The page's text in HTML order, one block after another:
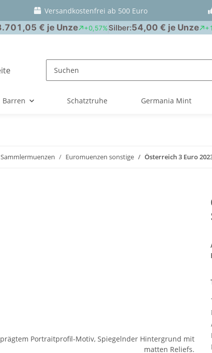
Versandkostenfrei ab 500 Euro
Barren Schatztruhe Germania Mint
Sammlermuenzen Euromuenzen sonstige Österreich 3 Euro